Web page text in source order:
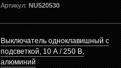
Артикул: NU520530
Выключатель одноклавишный с
подсветкой, 10 А / 250 В,
алюминий